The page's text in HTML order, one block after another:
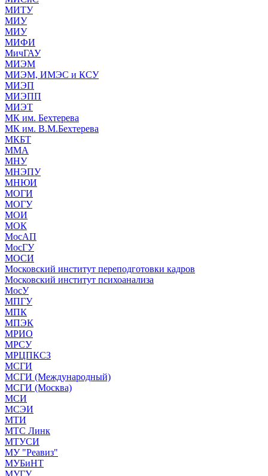
МИТУ
МИУ
МИУ
МИФИ
МичГАУ
МИЭМ
МИЭМ, ИМЭС и КСУ
МИЭП
МИЭПП
МИЭТ
МК им. Бехтерева
МК им. В.М.Бехтерева
МКБТ
ММА
МНУ
МНЭПУ
МНЮИ
МОГИ
МОГУ
МОИ
МОК
МосАП
МосГУ
МОСИ
Московский институт переподготовки кадров
Московский институт психоанализа
МосУ
МПГУ
МПК
МПЭК
МРИО
МРСУ
МРЦПКСЗ
МСГИ
МСГИ (Международный)
МСГИ (Москва)
МСИ
МСЭИ
МТИ
МТС Линк
МТУСИ
МУ "Реавиз"
МУБиНТ
МУГУ